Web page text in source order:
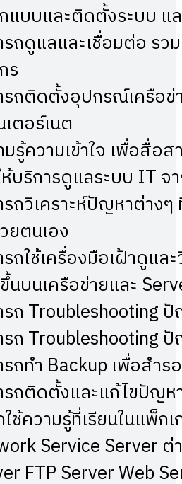
แบบและติดตั้งระบบ แ
รถดูแลและเชื่อมต่อ ร
ร
รถติดตั้งอุปกรณ์เครือข่
ตอร์เนต
รู้ความเข้าใจ เพื่อสื่อ
บริการดูแลระบบ IT จ
ถวิเคราะห์ปัญหาต่าง
ยตนเอง
ถใช้เครื่องมือเฝ้าดูแ
นบนเครือข่ายและ
รถ Troubleshooting
รถ Troubleshooting
ถทำ Backup เพื่อสำ
รถติดตั้งและแก้ไขปัญ
ช้ความรู้ที่เรียนในแพ็
Service Server ต่
FTP Server Web